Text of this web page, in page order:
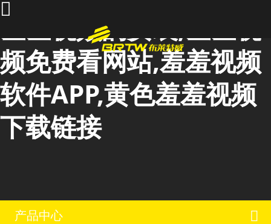
羞羞视频的安装,羞羞视
频免费看网站,羞羞视频
软件APP,黄色羞羞视频
下载链接
产品中心